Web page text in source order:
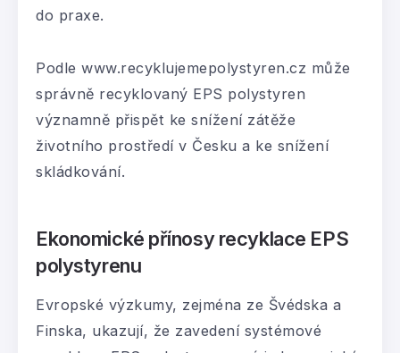
do praxe.
Podle www.recyklujemepolystyren.cz může
správně recyklovaný EPS polystyren
významně přispět ke snížení zátěže
životního prostředí v Česku a ke snížení
skládkování.
Ekonomické přínosy recyklace EPS
polystyrenu
Evropské výzkumy, zejména ze Švédska a
Finska, ukazují, že zavedení systémové